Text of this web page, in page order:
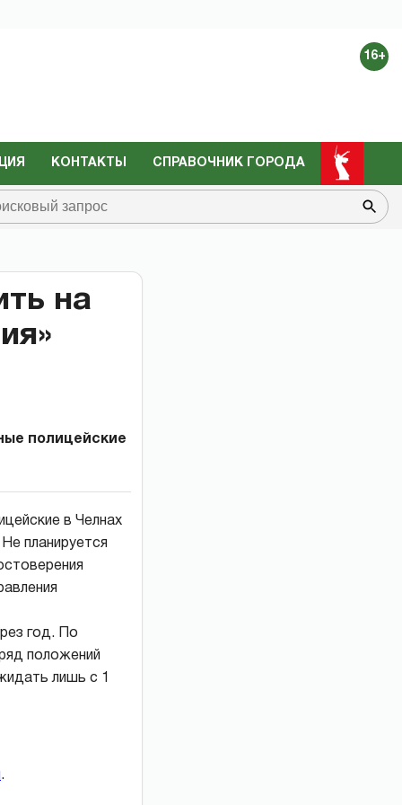
16+
КОНТАКТЫ СПРАВОЧНИК ГОРОДА
на
полицейские
в Челнах
планируется
год. По
положений
лишь с 1
.